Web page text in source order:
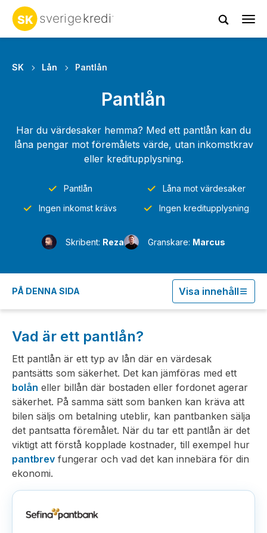
SK Lån Pantlån
Pantlån
Har du värdesaker hemma? Med ett pantlån kan du
låna pengar mot föremålets värde, utan inkomstkrav
eller kreditupplysning.
Pantlån
Låna mot värdesaker
Ingen inkomst krävs
Ingen kreditupplysning
Skribent: Reza Granskare: Marcus
PÅ DENNA SIDA Visa innehåll
Vad är ett pantlån?
Ett pantlån är ett typ av lån där en värdesak
pantsätts som säkerhet. Det kan jämföras med ett
bolån eller billån där bostaden eller fordonet agerar
säkerhet. På samma sätt som banken kan kräva att
bilen säljs om betalning uteblir, kan pantbanken sälja
det pantsatta föremålet. När du tar ett pantlån är det
viktigt att förstå kopplade kostnader, till exempel hur
pantbrev fungerar och vad det kan innebära för din
ekonomi.